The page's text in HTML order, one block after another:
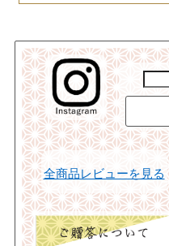
全商品レビューを見る